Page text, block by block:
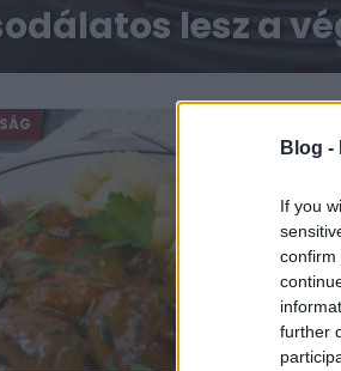
Blog -
If you
confirm
further
lesz a